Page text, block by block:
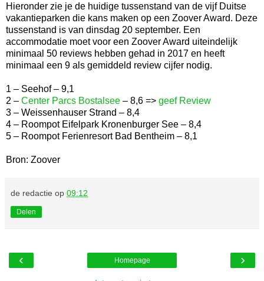
Hieronder zie je de huidige tussenstand van de vijf Duitse
vakantieparken die kans maken op een Zoover Award. Deze
tussenstand is van dinsdag 20 september. Een
accommodatie moet voor een Zoover Award uiteindelijk
minimaal 50 reviews hebben gehad in 2017 en heeft
minimaal een 9 als gemiddeld review cijfer nodig.
1 – Seehof – 9,1
2 – Center Parcs Bostalsee – 8,6 => geef Review
3 – Weissenhauser Strand – 8,4
4 – Roompot Eifelpark Kronenburger See – 8,4
5 – Roompot Ferienresort Bad Bentheim – 8,1
Bron: Zoover
de redactie op 09:12
Delen
‹ ›
Homepage